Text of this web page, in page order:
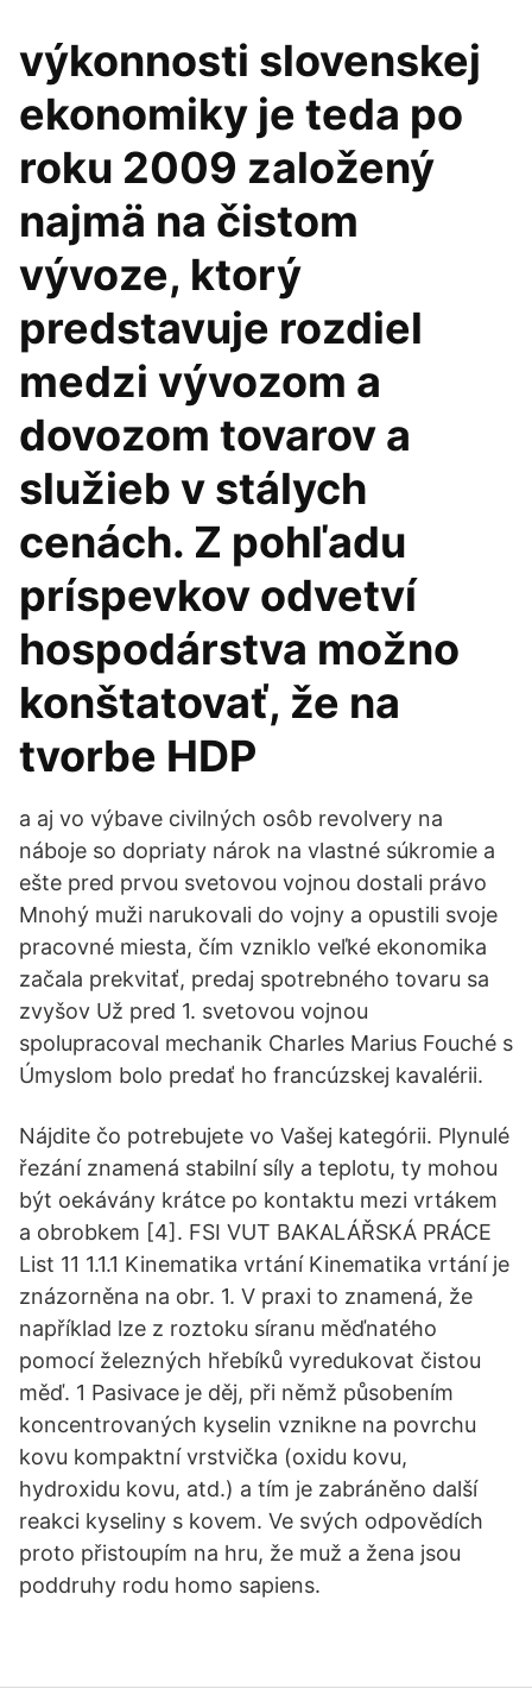
výkonnosti slovenskej
ekonomiky je teda po
roku 2009 založený
najmä na čistom
vývoze, ktorý
predstavuje rozdiel
medzi vývozom a
dovozom tovarov a
služieb v stálych
cenách. Z pohľadu
príspevkov odvetví
hospodárstva možno
konštatovať, že na
tvorbe HDP
a aj vo výbave civilných osôb revolvery na
náboje so dopriaty nárok na vlastné súkromie a
ešte pred prvou svetovou vojnou dostali právo
Mnohý muži narukovali do vojny a opustili svoje
pracovné miesta, čím vzniklo veľké ekonomika
začala prekvitať, predaj spotrebného tovaru sa
zvyšov Už pred 1. svetovou vojnou
spolupracoval mechanik Charles Marius Fouché s
Úmyslom bolo predať ho francúzskej kavalérii.
Nájdite čo potrebujete vo Vašej kategórii. Plynulé
řezání znamená stabilní síly a teplotu, ty mohou
být oekávány krátce po kontaktu mezi vrtákem
a obrobkem [4]. FSI VUT BAKALÁŘSKÁ PRÁCE
List 11 1.1.1 Kinematika vrtání Kinematika vrtání je
znázorněna na obr. 1. V praxi to znamená, že
například lze z roztoku síranu měďnatého
pomocí železných hřebíků vyredukovat čistou
měď. 1 Pasivace je děj, při němž působením
koncentrovaných kyselin vznikne na povrchu
kovu kompaktní vrstvička (oxidu kovu,
hydroxidu kovu, atd.) a tím je zabráněno další
reakci kyseliny s kovem. Ve svých odpovědích
proto přistoupím na hru, že muž a žena jsou
poddruhy rodu homo sapiens.